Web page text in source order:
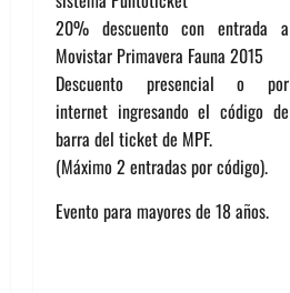
20% descuento con entrada a
Movistar Primavera Fauna 2015
Descuento presencial o por
internet ingresando el código de
barra del ticket de MPF.
(Máximo 2 entradas por código).
Evento para mayores de 18 años.